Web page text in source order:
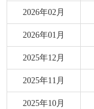
2026年02月
2026年01月
2025年12月
2025年11月
2025年10月